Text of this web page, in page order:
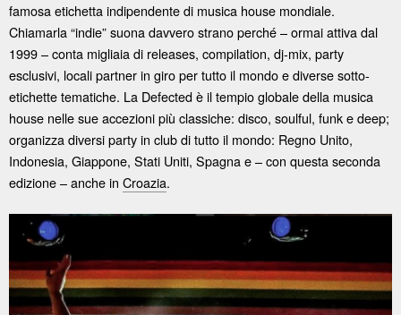
famosa etichetta indipendente di musica house mondiale.
Chiamarla “indie” suona davvero strano perché – ormai attiva dal
1999 – conta migliaia di releases, compilation, dj-mix, party
esclusivi, locali partner in giro per tutto il mondo e diverse sotto-
etichette tematiche. La Defected è il tempio globale della musica
house nelle sue accezioni più classiche: disco, soulful, funk e deep;
organizza diversi party in club di tutto il mondo: Regno Unito,
Indonesia, Giappone, Stati Uniti, Spagna e – con questa seconda
edizione – anche in Croazia.